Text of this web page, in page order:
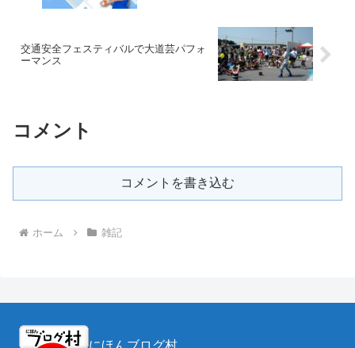
交通安全フェスティバルで大道芸パフォ
ーマンス
コメント
コメントを書き込む
ホーム 雑記